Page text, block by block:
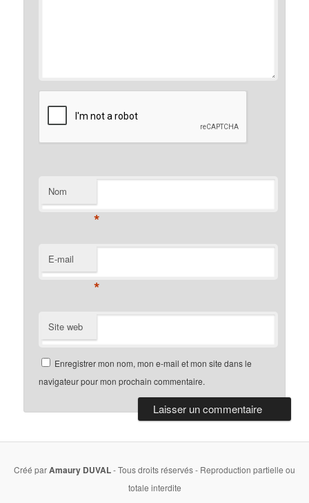
Nom
*
E-mail
*
Site web
Enregistrer mon nom, mon e-mail et mon site dans le
navigateur pour mon prochain commentaire.
Créé parAmaury DUVAL- Tous droits réservés - Reproduction partielle ou
totale interdite